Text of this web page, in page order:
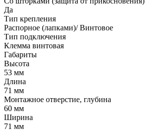
Да
Тип крепления
Распорное (лапками)/ Винтовое
Тип подключения
Клемма винтовая
Габариты
Высота
53 мм
Длина
71 мм
Монтажное отверстие, глубина
60 мм
Ширина
71 мм